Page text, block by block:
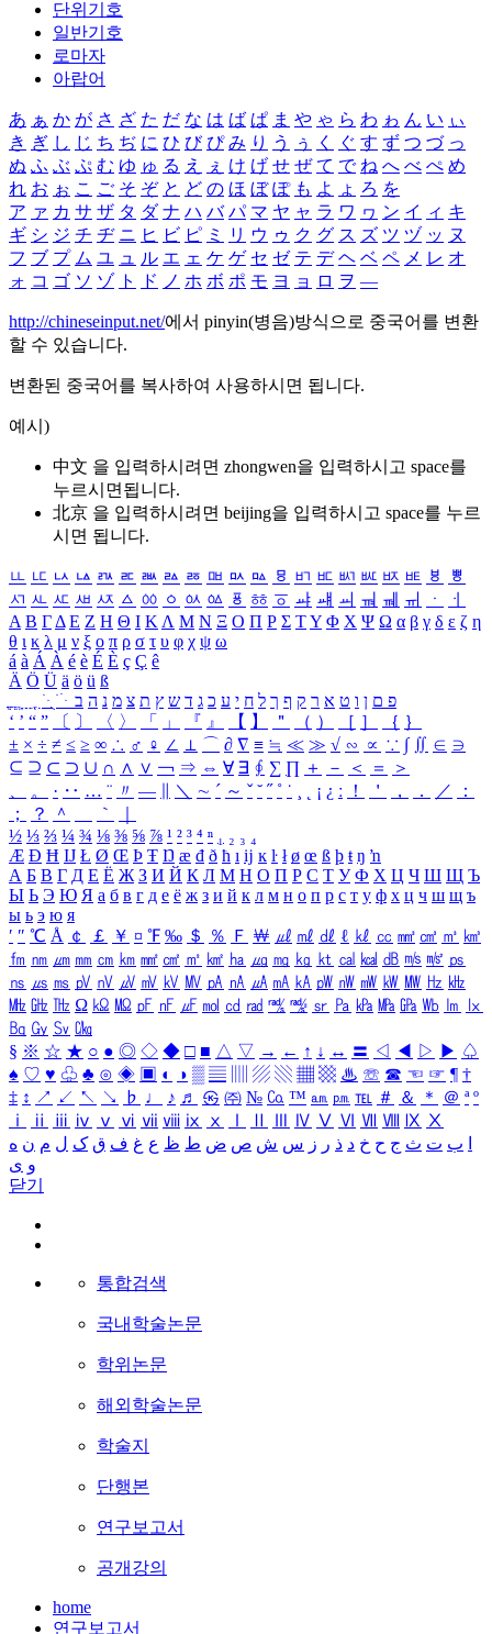
단위기호
일반기호
로마자
아랍어
あ ぁ か が さ ざ た だ な は ば ぱ ま や ゃ ら わ ゎ ん い ぃ
き ぎ し じ ち ぢ に ひ び ぴ み り う ぅ く ぐ す ず つ づ っ
ぬ ふ ぶ ぷ む ゆ ゅ る え ぇ け げ せ ぜ て で ね へ べ ぺ め
れ お ぉ こ ご そ ぞ と ど の ほ ぼ ぽ も よ ょ ろ を
ア ァ カ サ ザ タ ダ ナ ハ バ パ マ ヤ ャ ラ ワ ヮ ン イ ィ キ
ギ シ ジ チ ヂ ニ ヒ ビ ピ ミ リ ウ ゥ ク グ ス ズ ツ ヅ ッ ヌ
フ ブ プ ム ユ ュ ル エ ェ ケ ゲ セ ゼ テ デ ヘ ベ ペ メ レ オ
ォ コ ゴ ソ ゾ ト ド ノ ホ ボ ポ モ ヨ ョ ロ ヲ ―
http://chineseinput.net/에서 pinyin(병음)방식으로 중국어를 변환
할 수 있습니다.
변환된 중국어를 복사하여 사용하시면 됩니다.
예시)
中文 을 입력하시려면 zhongwen을 입력하시고 space를
누르시면됩니다.
北京 을 입력하시려면 beijing을 입력하시고 space를 누르
시면 됩니다.
ㅥ ㅦ ㅧ ㅨ ㅩ ㅪ ㅫ ㅬ ㅭ ㅮ ㅯ ㅰ ㅱ ㅲ ㅳ ㅴ ㅵ ㅶ ㅷ ㅸ
ㅹ
ㅺ ㅻ ㅼ ㅽ ㅾ ㅿ ㆀ ㆁ ㆂ ㆃ ㆄ ㆅ ㆆ ㆇ ㆈ ㆉ ㆊ ㆋ ㆌ ㆍ
ㆎ
Α Β ΓΔ Ε Ζ Η Θ Ι ΚΛ Μ Ν Ξ Ο Π Ρ Σ ΤΥ Φ Χ Ψ Ω α β γ δ ε ζ η
θ ι κ λ μ ν ξ ο π ρ σ τ υ φ χ ψ ω
á à Á À é è É È ç Ç ê
Ä Ö Ü ä ö ü ß
ִֶֹ ֻּ ׁׂ פ ם ן ו ט א ר ק ף ך ל ח י ע כ ג ד ש ץ ת צ מ נ ה ב
‘ ’ “ ” 〔 〕 〈 〉 「 」 『 』 【 】 ＂ （ ） ［ ］ ｛ ｝
± × ÷ ≠ ≤ ≥ ∞ ∴ ♂ ♀ ∠ ⊥ ⌒ ∂ ∇ ≡ ≒ ≪ ≫ √ ∽ ∝ ∵ ∫ ∬ ∈ ∋
⊆ ⊇ ⊂ ⊃ ∪ ∩ ∧ ∨ ￢ ⇒ ⇔ ∀ ∃ ∮ ∑ ∏ ＋ － ＜ ＝
＞
、
。 · ‥ … ¨ 〃 ― ＼ ∼ ´ ～ ˇ ˘ ˝ ˚ ˙ ¸ ¡ ¿ ː ！ ＇ ， ． ／
：
；
？ ＾ ｀
½ ⅓ ⅔ ¼ ¾ ⅛ ⅜ ⅝ ⅞ ¹ ² ³ ⁴ ⁿ ₁ ₂ ₃ ₄
Æ Ð Ħ Ĳ Ł Ø Œ Þ Ŧ Ŋ æ đ ð ħ ı ĳ ĸ ŀ ł ø œ ß þ ŧ ŋ ŉ
А Б В Г Д Е Ё Ж З И Й К Л М Н О П Р С Т У Ф Х Ц Ч Ш Щ Ъ
Ы Ь Э Ю Я а б в г д е ё ж з и й к л м н о п р с т у ф х ц ч ш щ ъ
ы ь э ю я
′ ″ ℃ Å ￠ ￡ ￥ ¤ ℉ ‰ ＄ ％ Ｆ ￦ ㎕ ㎖ ㎗ ℓ ㎘ ㏄ ㎣ ㎤ ㎥ ㎦
㎙ ㎚ ㎛ ㎜ ㎝ ㎞ ㎟ ㎠ ㎡ ㎢ ㏊ ㎍ ㎎ ㎏ ㏏ ㎈ ㎉ ㏈ ㎧ ㎨ ㎰
㎱ ㎲ ㎳ ㎴ ㎵ ㎶ ㎷ ㎸ ㎹ ㎀ ㎁ ㎂ ㎃ ㎄ ㎺ ㎻ ㎽ ㎾ ㎿ ㎐ ㎑
㎒ ㎓ ㎔ Ω ㏀ ㏁ ㎊ ㎋ ㎌ ㏖ ㏅ ㎭ ㎮ ㎯ ㏛ ㎩ ㎪ ㎫ ㎬ ㏝ ㏐
㏓
㏃ ㏉ ㏜ ㏆
§ ※ ☆ ★ ○ ● ◎ ◇ ◆ □ ■ △ ▽ → ← ↑ ↓ ↔ 〓 ◁ ◀ ▷ ▶ ♤
♠ ♡ ♥ ♧ ♣ ⊙ ◈ ▣ ◐ ◑ ▒ ▤ ▨ ▧ ▦ ▩ ♨ ☏ ☎ ☜ ☞ ¶ †
‡ ↕ ↗ ↙ ↖ ↘ ♭ ♩ ♪ ♬ ㉿ ㈜ № ㏇ ™ ㏂ ㏘ ℡ ＃ ＆ ＊ ＠ ª º
ⅰ
ⅱ ⅲ ⅳ ⅴ ⅵ ⅶ ⅷ ⅸ ⅹ Ⅳ Ⅴ Ⅵ Ⅶ Ⅷ Ⅸ Ⅹ
ب ت ث ج ح خ د ذ ر ز س ش ص ض ط ظ ع غ ف ق ک ل م ن ه
و ی
닫기
통합검색
국내학술논문
학위논문
해외학술논문
학술지
단행본
연구보고서
공개강의
home
연구보고서